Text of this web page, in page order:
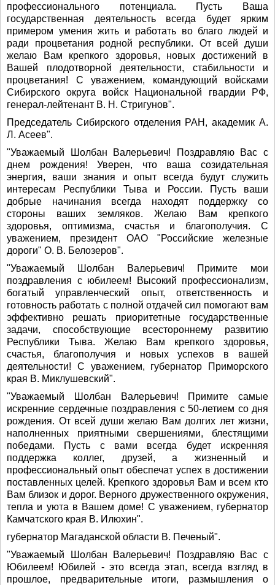
профессионального потенциала. Пусть Ваша
государственная деятельность всегда будет ярким
примером умения жить и работать во благо людей и
ради процветания родной республики. От всей души
желаю Вам крепкого здоровья, новых достижений в
Вашей плодотворной деятельности, стабильности и
процветания! С уважением, командующий войсками
Сибирского округа войск Национальной гвардии РФ,
генерал-лейтенант В. Н. Стригунов".
Председатель Сибирского отделения РАН, академик А.
Л. Асеев".
"Уважаемый Шолбан Валерьевич! Поздравляю Вас с
днем рождения! Уверен, что ваша созидательная
энергия, ваши знания и опыт всегда будут служить
интересам Республики Тыва и России. Пусть ваши
добрые начинания всегда находят поддержку со
стороны ваших земляков. Желаю Вам крепкого
здоровья, оптимизма, счастья и благополучия. С
уважением, президент ОАО "Российские железные
дороги" О. В. Белозеров".
"Уважаемый Шолбан Валерьевич! Примите мои
поздравления с юбилеем! Высокий профессионализм,
богатый управленческий опыт, ответственность и
готовность работать с полной отдачей сил помогают вам
эффективно решать приоритетные государственные
задачи, способствующие всестороннему развитию
Республики Тыва. Желаю Вам крепкого здоровья,
счастья, благополучия и новых успехов в вашей
деятельности! С уважением, губернатор Приморского
края В. Миклушевский".
"Уважаемый Шолбан Валерьевич! Примите самые
искренние сердечные поздравления с 50-летием со дня
рождения. От всей души желаю Вам долгих лет жизни,
наполненных приятными свершениями, блестящими
победами. Пусть с вами всегда будет искренняя
поддержка коллег, друзей, а жизненный и
профессиональный опыт обеспечат успех в достижении
поставленных целей. Крепкого здоровья Вам и всем кто
Вам близок и дорог. Верного дружественного окружения,
тепла и уюта в Вашем доме! С уважением, губернатор
Камчатского края В. Илюхин".
губернатор Магаданской области В. Печеный".
"Уважаемый Шолбан Валерьевич! Поздравляю Вас с
Юбилеем! Юбилей - это всегда этап, всегда взгляд в
прошлое, предварительные итоги, размышления о